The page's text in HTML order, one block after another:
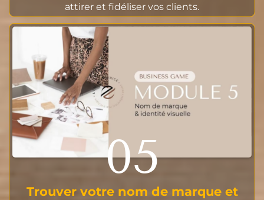
attirer et fidéliser vos clients.
05
Trouver votre nom de marque et